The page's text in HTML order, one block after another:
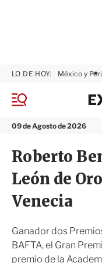
M
n
09 de Agosto de 2026
LO DE HOY: México y
Roberto
León de
Venecia
Ganador dos
BAFTA, el Gran
premio de la